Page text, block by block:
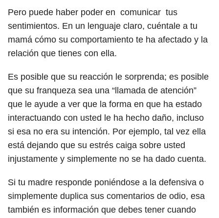
Pero puede haber poder en comunicar tus
sentimientos. En un lenguaje claro, cuéntale a tu
mamá cómo su comportamiento te ha afectado y la
relación que tienes con ella.
Es posible que su reacción le sorprenda; es posible
que su franqueza sea una “llamada de atención”
que le ayude a ver que la forma en que ha estado
interactuando con usted le ha hecho daño, incluso
si esa no era su intención. Por ejemplo, tal vez ella
está dejando que su estrés caiga sobre usted
injustamente y simplemente no se ha dado cuenta.
Si tu madre responde poniéndose a la defensiva o
simplemente duplica sus comentarios de odio, esa
también es información que debes tener cuando